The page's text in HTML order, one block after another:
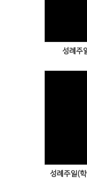
성례주
성례주일(